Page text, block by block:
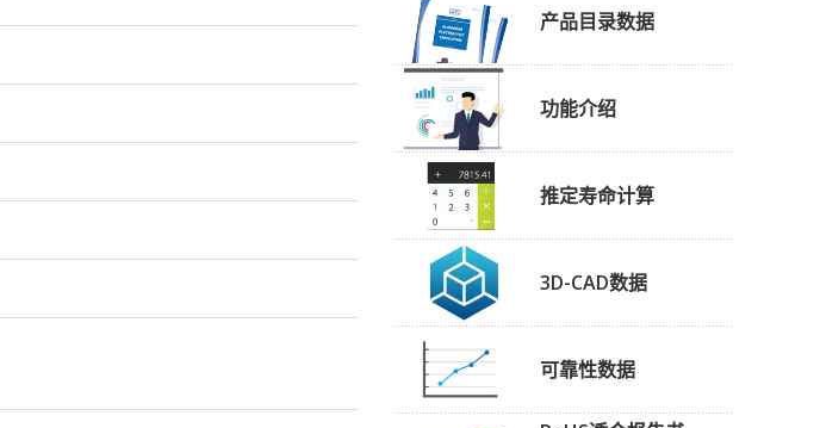
产品目录数据
功能介绍
推定寿命计算
3D-CAD数据
可靠性数据